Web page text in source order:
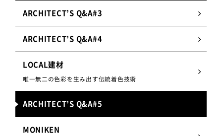
ARCHITECT’S Q&A#3
ARCHITECT’S Q&A#4
LOCAL建材
唯一無二の色彩を生み出す伝統着色技術
ARCHITECT’S Q&A#5
MONIKEN